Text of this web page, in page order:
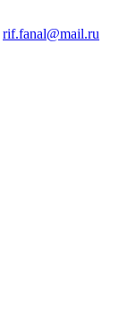
rif.fanal@mail.ru